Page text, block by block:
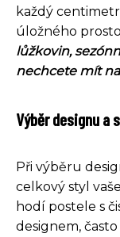
každý
úložného
lůžkovin,
nechcete mít
Výběr designu a
Při výběru
celkový styl
hodí postele s
designem,